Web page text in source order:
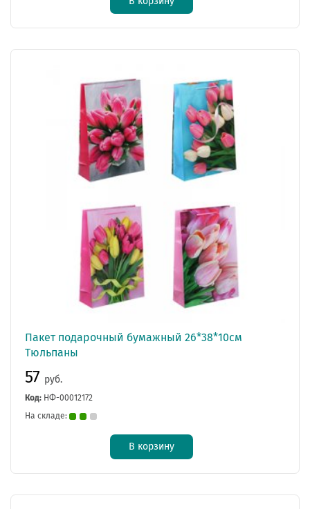
Пакет подарочный бумажный 26*38*10см
Тюльпаны
57 руб.
Код: НФ-00012172
На складе:
В корзину